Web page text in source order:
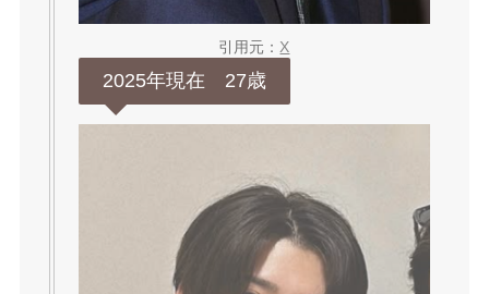
引用元： X
2025年現在 27歳